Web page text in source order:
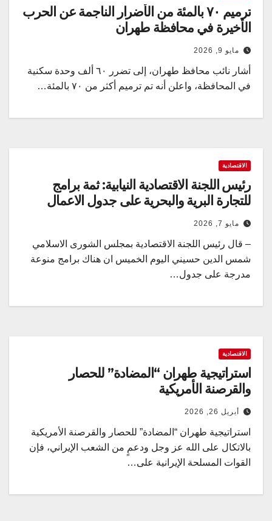
ترميم ٧٠ بالمئة من الأضرار الناجمة عن الحرب
الأخيرة في محافظة طهران
مايو 9, 2026
أشار نائب محافظ طهران، إلى تضرر ٦٠ ألف وحدة سكنية
في المحافظة، واعلن أنه تم ترميم أكثر من ٧٠ بالمئة…
الاقتصادية
رئيس اللجنة الاقتصادية النيابية: ثمة برامج
للتجارة البرية والبحرية على جدول الاعمال
مايو 7, 2026
– قال رئيس اللجنة الاقتصادية بمجلس الشورى الاسلامي
شمس الدين حسيني اليوم الخميس ان هناك برامج منوعة
مدرجة على جدول…
الاقتصادية
استراتيجية طهران “المضادة” للحصار
والقرصنة الأمريكية
أبريل 26, 2026
استراتيجية طهران “المضادة” للحصار والقرصنة الأمريكية
بالاتکال على الله عز وجل ودعمٍ من الشعب الإيراني، فإن
القوات المسلحة الإيرانية على…